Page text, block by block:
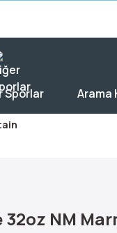
Sporlar Arama
32oz NM